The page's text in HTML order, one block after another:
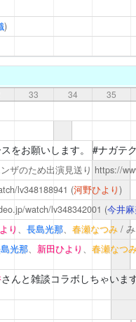
)
33 34 35
をお願いします。 #ナガテク
ザのため出演見送り https://
lv348188941 (河野ひより)
watch/lv348342001 (今井
り 、 長島光那、 春瀬なつみ/ み
光那、 新田ひより 、 春瀬なつ
さんと雑談コラボしちゃいま